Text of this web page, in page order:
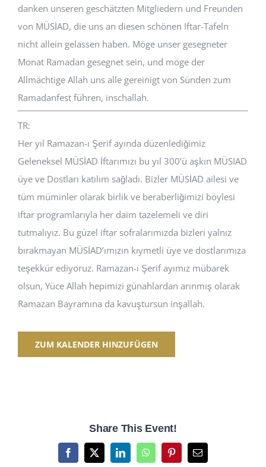
danken unseren geschätzten Mitgliedern und Freunden
von MÜSİAD, die uns an diesen schönen Iftar-Tafeln
nicht allein gelassen haben. Möge unser gesegneter
Monat Ramadan gesegnet sein, und möge der
Allmächtige Allah uns alle gereinigt von Sünden zum
Ramadanfest führen, inschallah.
TR:
Her yıl Ramazan-ı Şerif ayında düzenlediğimiz
Geleneksel MÜSİAD İftarımızı bu yıl 300’ü aşkın MÜSIAD
üye ve Dostları katılım sağladı. Bizler MÜSİAD ailesi ve
tüm müminler olarak birlik ve beraberliğimizi böylesi
iftar programlarıyla her daim tazelemeli ve diri
tutmalıyız. Bu güzel iftar sofralarımızda bizleri yalnız
bırakmayan MÜSİAD’ımızın kıymetli üye ve dostlarımıza
teşekkür ediyoruz. Ramazan-ı Şerif ayımız mübarek
olsun, Yüce Allah hepimizi günahlardan arınmış olarak
Ramazan Bayramına da kavuştursun inşallah.
ZUM KALENDER HINZUFÜGEN
Share This Event!
Facebook
X LinkedInWhatsAppPinterest
E-